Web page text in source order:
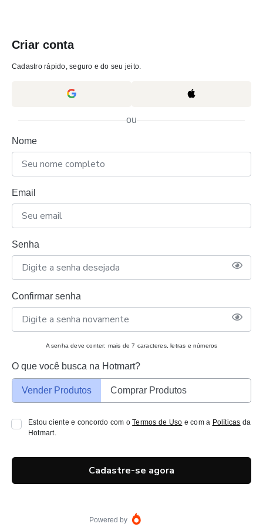
Criar conta
Cadastro rápido, seguro e do seu jeito.
ou
Nome
Email
Senha
Confirmar senha
A senha deve conter: mais de 7 caracteres, letras e números
O que você busca na Hotmart?
Vender Produtos Comprar Produtos
Estou ciente e concordo com oTermos de Uso e com a Políticas da
Hotmart.
Cadastre-se agora
Powered by